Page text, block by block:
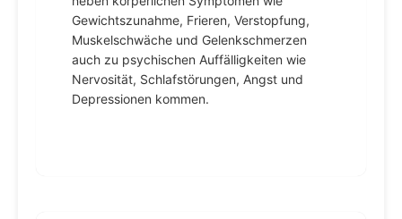
Gewichtszunahme, Frieren, Verstopfung,
Muskelschwäche und Gelenkschmerzen
auch zu psychischen Auffälligkeiten wie
Nervosität, Schlafstörungen, Angst und
Depressionen kommen.